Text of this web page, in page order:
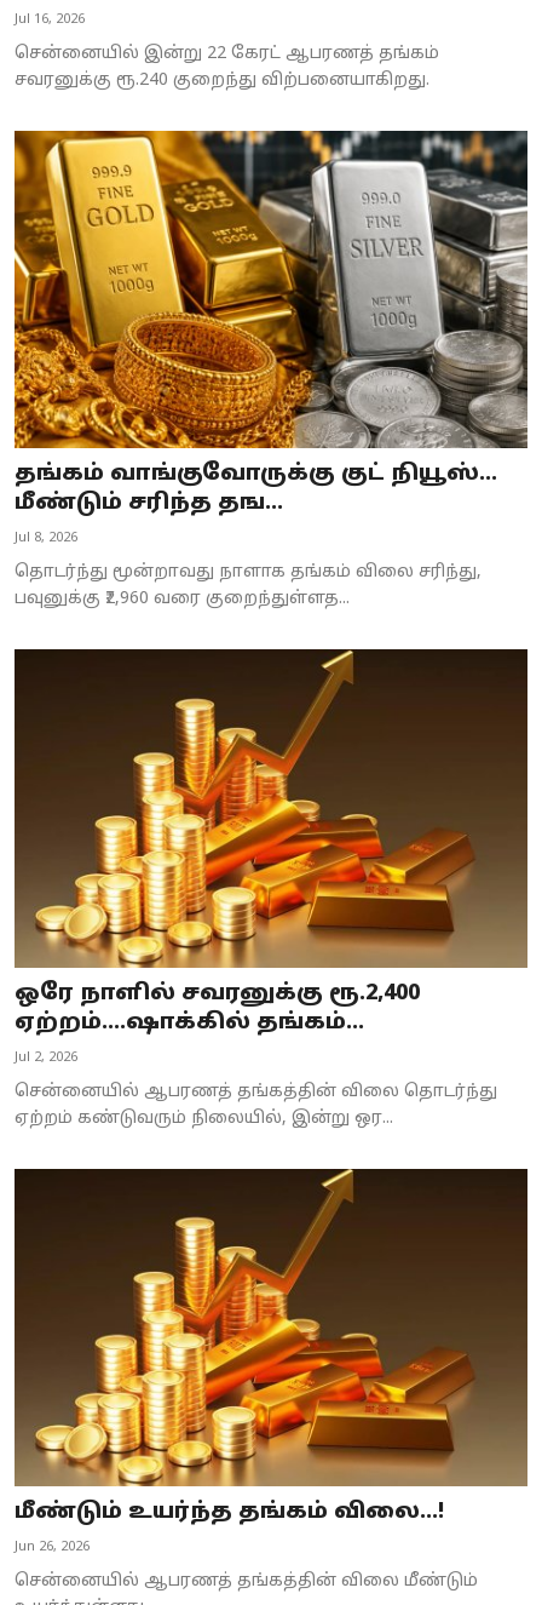
Jul 16, 2026
சென்னையில் இன்று 22 கேரட் ஆபரணத் தங்கம்
சவரனுக்கு ரூ.240 குறைந்து விற்பனையாகிறது.
தங்கம் வாங்குவோருக்கு குட் நியூஸ்...
மீண்டும் சரிந்த தங...
Jul 8, 2026
தொடர்ந்து மூன்றாவது நாளாக தங்கம் விலை சரிந்து,
பவுனுக்கு ₹2,960 வரை குறைந்துள்ளத...
ஒரே நாளில் சவரனுக்கு ரூ.2,400
ஏற்றம்....ஷாக்கில் தங்கம்...
Jul 2, 2026
சென்னையில் ஆபரணத் தங்கத்தின் விலை தொடர்ந்து
ஏற்றம் கண்டுவரும் நிலையில், இன்று ஒர...
மீண்டும் உயர்ந்த தங்கம் விலை...!
Jun 26, 2026
சென்னையில் ஆபரணத் தங்கத்தின் விலை மீண்டும்